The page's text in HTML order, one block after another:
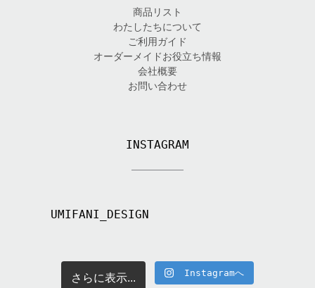
商品リスト
わたしたちについて
ご利用ガイド
オーダーメイドお役立ち情報
会社概要
お問い合わせ
INSTAGRAM
UMIFANI_DESIGN
さらに表示... Instagramへ